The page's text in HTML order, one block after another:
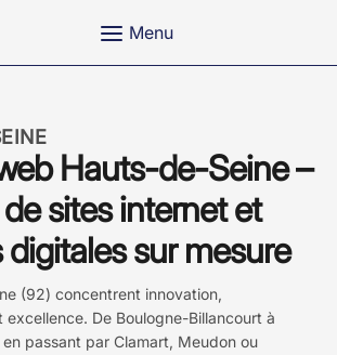
a Menu
Hauts-de-Seine –
sites internet et
sur mesure
(92) concentrent innovation,
De Boulogne-Billancourt à
passant par Clamart, Meudon ou